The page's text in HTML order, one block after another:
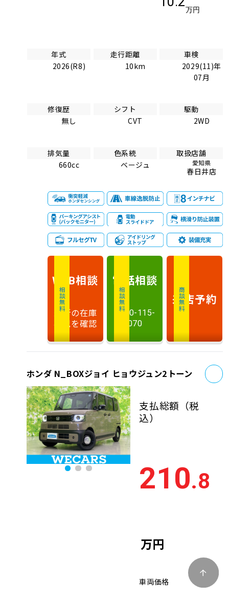
万円
年式
2026(R8)
走行距離
10km
車検
2029(11)年
07月
修復歴
無し
シフト
CVT
駆動
2WD
排気量
660cc
色系統
ベージュ
取扱店舗
愛知県
春日井店
相談無料
WEB相談
最新の在庫
状況を確認
相談無料
電話相談
0120-115-
070
商談無料
来店予約
ホンダ N_BOXジョイ ヒョウジュン2トーン
支払総額 （税
込）
210.8
万円
車両価格